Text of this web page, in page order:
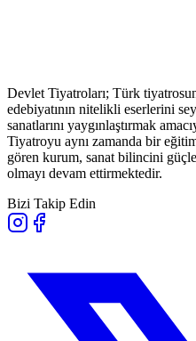
Devlet Tiyatroları; Türk
edebiyatının nitelikli eserlerini
sanatlarını yaygınlaştırmak
Tiyatroyu aynı zamanda bir
gören kurum, sanat bilincini
olmayı devam ettirmektedir.
Bizi Takip Edin